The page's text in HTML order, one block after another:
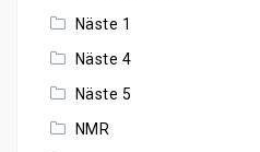
Näste 1
Näste 4
Näste 5
NMR